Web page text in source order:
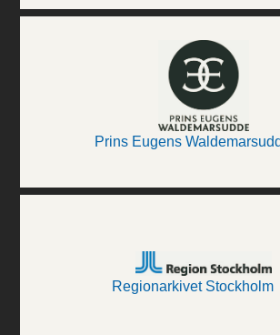
Prins Eugens
Regionarkivet Stockholm